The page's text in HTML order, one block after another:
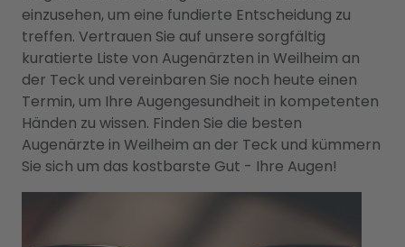
einzusehen, um eine fundierte Entscheidung zu
treffen. Vertrauen Sie auf unsere sorgfältig
kuratierte Liste von Augenärzten in Weilheim an
der Teck und vereinbaren Sie noch heute einen
Termin, um Ihre Augengesundheit in kompetenten
Händen zu wissen. Finden Sie die besten
Augenärzte in Weilheim an der Teck und kümmern
Sie sich um das kostbarste Gut - Ihre Augen!